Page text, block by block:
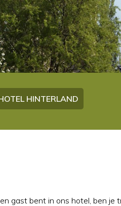
HINTERLAND
gast bent in ons hotel, ben